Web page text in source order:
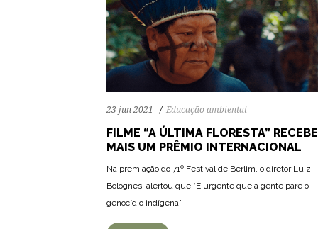
23 jun 2021 Educação ambiental
FILME “A ÚLTIMA FLORESTA” RECEBE
MAIS UM PRÊMIO INTERNACIONAL
Na premiação do 71º Festival de Berlim, o diretor Luiz
Bolognesi alertou que “É urgente que a gente pare o
genocídio indígena”